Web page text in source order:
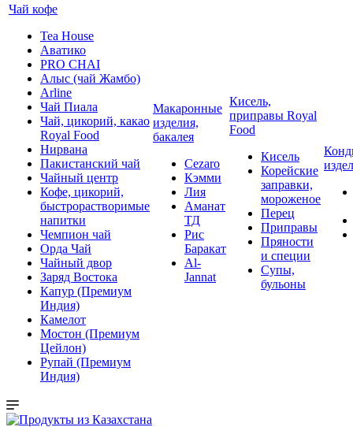
Чай кофе
Tea House
Аватико
PRO CHAI
Алыс (чай Жамбо)
Arline
Чай Пиала
Чай, цикорий, какао
Royal Food
Нирвана
Пакистанский чай
Чайный центр
Кофе, цикорий,
быстрорастворимые
напитки
Чемпион чай
Орда Чай
Чайный двор
Заряд Востока
Капур (Премиум
Индия)
Камелот
Мостон (Премиум
Цейлон)
Рупай (Премиум
Индия)
Макаронные
изделия,
бакалея
Cezaro
Кэмми
Лия
Аманат
ТД
Рис
Баракат
Al-
Jannat
Кисель,
приправы Royal
Food
Кисель
Корейские
заправки,
мороженое
Перец
Приправы
Пряности
и специи
Супы,
бульоны